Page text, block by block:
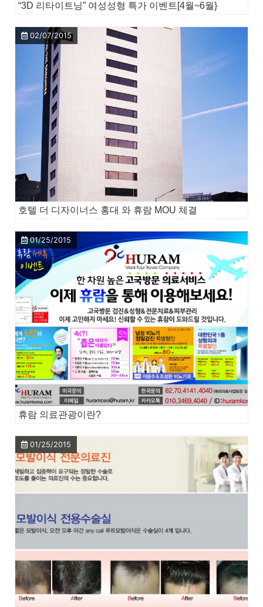
“3D 리타이트닝” 여성성형 특가 이벤트[4월~6월}
02/07/2015
호텔 더 디자이너스 홍대 와 휴람 MOU 체결
01/25/2015
휴람 의료관광이란?
01/25/2015